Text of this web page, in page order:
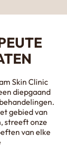
Skin Clinic
diepgaand
gebied van
streeft onze
van elke